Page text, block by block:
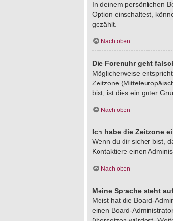
In deinem persönlichen
Option einschaltest,
gezählt.
Nach oben
Die Forenuhr geht
Möglicherweise
Zeitzone
bist, ist dies ein guter
Nach oben
Ich habe die Zeitzone
Wenn du dir sicher bist,
Kontaktiere einen
Nach oben
Meine Sprache steht
Meist hat die Board-
einen Board-